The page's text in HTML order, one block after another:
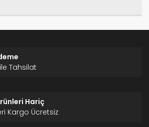
Tahsilat
Hariç
Kargo Ücretsiz